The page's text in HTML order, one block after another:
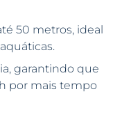
50 metros, ideal
garantindo que
por mais tempo